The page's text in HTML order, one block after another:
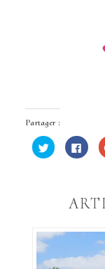
Partager :
Cliquez
pour
partager
nouvelle
fenêtre)
pour
une